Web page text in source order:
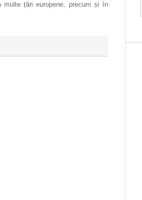
multe țări europene, precum și în